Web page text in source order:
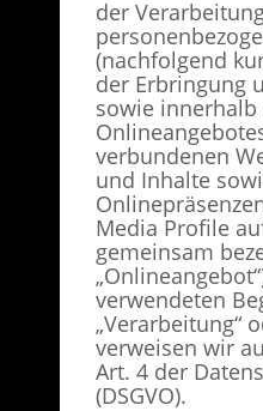
der
(nachfolgend
der Erbringung
sowie innerhalb
verbundenen
und Inhalte
Media Profile
gemeinsam
verwendeten
„Verarbeitung“
verweisen wir
Art. 4 der
(DSGVO).